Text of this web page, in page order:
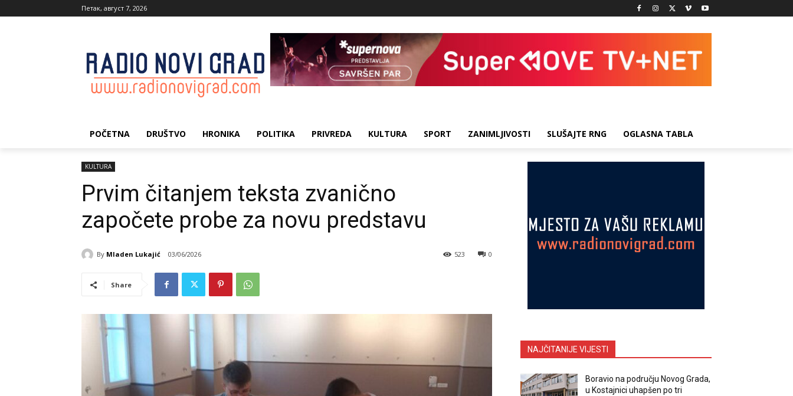
Петак, август 7, 2026
POČETNA DRUŠTVO HRONIKA POLITIKA PRIVREDA KULTURA SPORT ZANIMLJIVOSTI SLUŠAJTE RNG OGLASNA TABLA
KULTURA
Prvim čitanjem teksta zvanično
započete probe za novu predstavu
By Mladen Lukajić 03/06/2026 0
523
Share
NAJČITANIJE VIJESTI
Boravio na području Novog Grada,
u Kostajnici uhapšen po tri